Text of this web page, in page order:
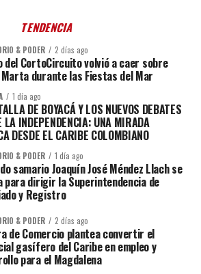
TENDENCIA
& PODER 2 días ago
del CortoCircuito volvió a caer sobre
durante las Fiestas del Mar
1 día ago
DE BOYACÁ Y LOS NUEVOS DEBATES
LA INDEPENDENCIA: UNA MIRADA
DESDE EL CARIBE COLOMBIANO
& PODER 1 día ago
samario Joaquín José Méndez Llach se
para dirigir la Superintendencia de
y Registro
& PODER 2 días ago
de Comercio plantea convertir el
gasífero del Caribe en empleo y
para el Magdalena